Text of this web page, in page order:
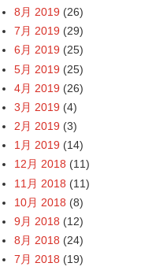
8月 2019 (26)
7月 2019 (29)
6月 2019 (25)
5月 2019 (25)
4月 2019 (26)
3月 2019 (4)
2月 2019 (3)
1月 2019 (14)
12月 2018 (11)
11月 2018 (11)
10月 2018 (8)
9月 2018 (12)
8月 2018 (24)
7月 2018 (19)